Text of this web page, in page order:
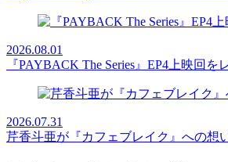
2026.08.01
『PAYBACK The Series』EP4上映回
2026.07.31
芹香斗亜が『カフェブレイク』への